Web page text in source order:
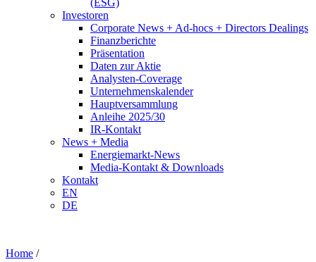
(ESG)
Investoren
Corporate News + Ad-hocs + Directors Dealings
Finanzberichte
Präsentation
Daten zur Aktie
Analysten-Coverage
Unternehmenskalender
Hauptversammlung
Anleihe 2025/30
IR-Kontakt
News + Media
Energiemarkt-News
Media-Kontakt & Downloads
Kontakt
EN
DE
Home /